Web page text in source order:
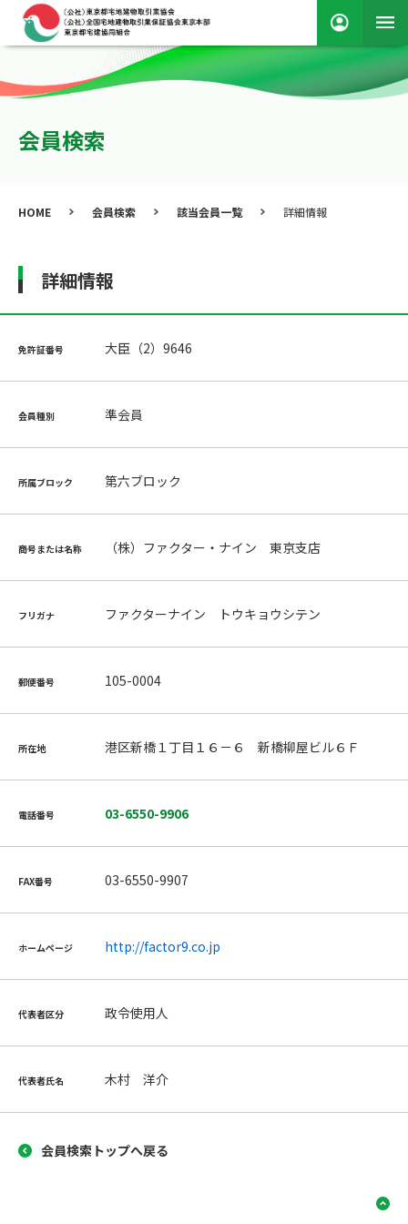
会員検索
HOME 会員検索 該当会員一覧 詳細情報
詳細情報
免許証番号 大臣（2）9646
会員種別 準会員
所属ブロック 第六ブロック
商号または名称 （株）ファクター・ナイン 東京支店
フリガナ ファクターナイン トウキョウシテン
郵便番号 105-0004
所在地 港区新橋１丁目１６－６ 新橋柳屋ビル６Ｆ
電話番号 03-6550-9906
FAX番号 03-6550-9907
ホームページ http://factor9.co.jp
代表者区分 政令使用人
代表者氏名 木村 洋介
会員検索トップへ戻る